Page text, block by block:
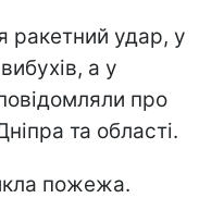
ракетний удар, у
а у
про
та області.
пожежа.